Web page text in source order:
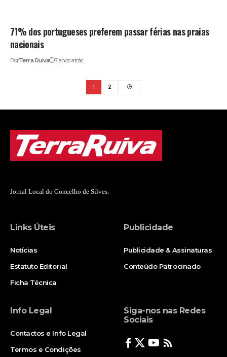
71% dos portugueses preferem passar férias nas praias
nacionais
PorTerra Ruiva 7 anos atrás
1 2
Jornal Local do Concelho de Silves.
Links Úteis
Notícias
Estatuto Editorial
Ficha Técnica
Publicidade
Publicidade & Assinaturas
Conteúdo Patrocinado
Info Legal
Contactos e Info Legal
Termos e Condições
Siga-nos nas Redes
Sociais